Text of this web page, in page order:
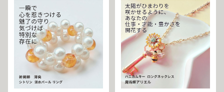
トーン10金 さくら チェリー 魔術
強力 悪魔術 黒魔術 おまじない
呪 本物 魔術師 金運 財運 収入
アップ 臨時収入 略奪 ライバル
縁結び お守り 開運
パワーストーン 天然石 ご利益
お守り 霊感霊視 スピリチュアル
強運 神社 神様